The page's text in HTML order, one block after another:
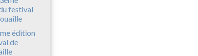
édition
de